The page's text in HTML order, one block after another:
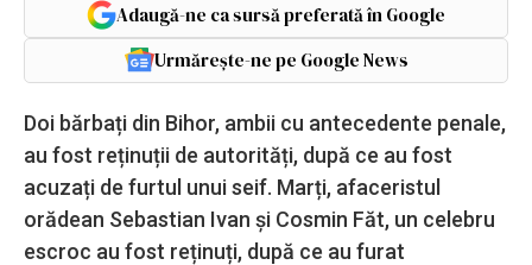
Adaugă-ne ca sursă preferată în Google
Urmărește-ne pe Google News
Doi bărbați din Bihor, ambii cu antecedente penale,
au fost reținuții de autorități, după ce au fost
acuzați de furtul unui seif. Marți, afaceristul
orădean Sebastian Ivan și Cosmin Făt, un celebru
escroc au fost reținuți, după ce au furat